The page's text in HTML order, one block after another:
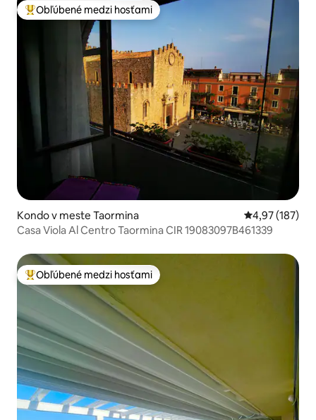
Najobľúbenejšie medzi hosťami
Obľúbené medzi hosťami
Kondo v meste Taormina Priemerné
4,97 (187)
Casa Viola Al Centro Taormina CIR 19083097B461339
Najobľúbenejšie medzi hosťami
Obľúbené medzi hosťami